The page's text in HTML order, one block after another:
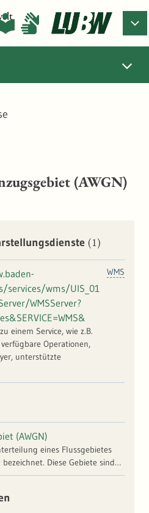
(AWGN)
(1)
WMS
services/wms/UIS_01
WMSServer?
einem Service, wie z.B.
Operationen,
unterstützte
(AWGN)
eines Flussgebietes
Diese Gebiete sind
flächendeckend abgegrenzt
Die hydrologisch